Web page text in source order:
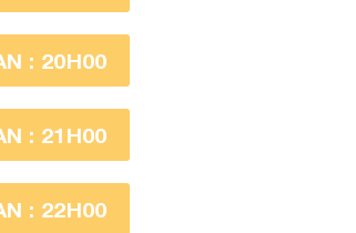
: 20H00
: 21H00
: 22H00